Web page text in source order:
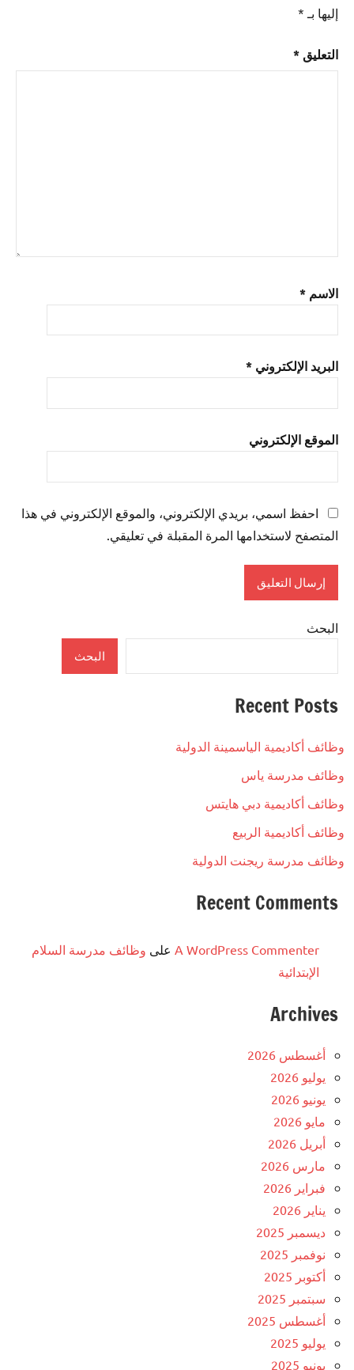
إليها بـ *
التعليق *
الاسم *
البريد الإلكتروني *
الموقع الإلكتروني
احفظ اسمي، بريدي الإلكتروني، والموقع الإلكتروني في هذا
المتصفح لاستخدامها المرة المقبلة في تعليقي.
البحث
البحث
Recent Posts
وظائف أكاديمية الياسمينة الدولية
وظائف مدرسة ياس
وظائف أكاديمية دبي هايتس
وظائف أكاديمية الربيع
وظائف مدرسة ريجنت الدولية
Recent Comments
A WordPress Commenter على وظائف مدرسة السلام
الإبتدائية
Archives
أغسطس 2026
يوليو 2026
يونيو 2026
مايو 2026
أبريل 2026
مارس 2026
فبراير 2026
يناير 2026
ديسمبر 2025
نوفمبر 2025
أكتوبر 2025
سبتمبر 2025
أغسطس 2025
يوليو 2025
يونيو 2025